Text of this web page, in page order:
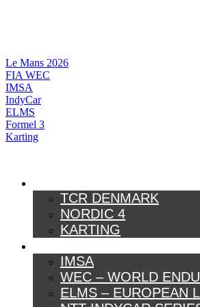
Le Mans 2026
FIA WEC
IMSA
IndyCar
ELMS
Formel 3
Karting
TCR DENMARK
NORDIC 4
KARTING
IMSA
WEC – WORLD
ELMS – EUROPEAN